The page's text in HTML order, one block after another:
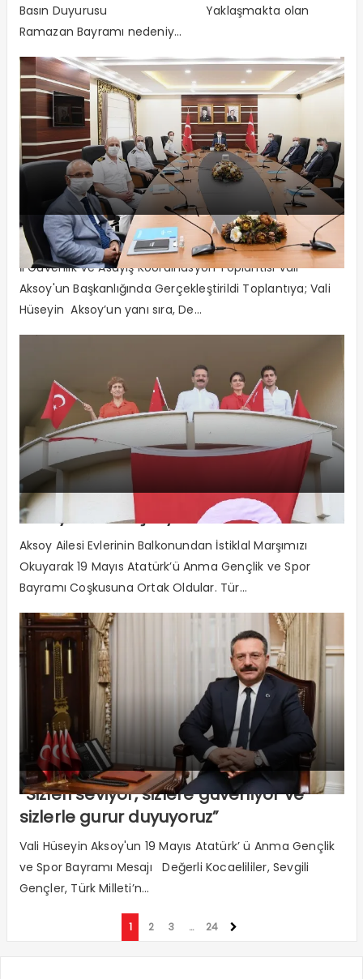
Basın Duyurusu Yaklaşmakta olan
Ramazan Bayramı nedeniy...
Güvenlik toplantısı yapıldı
İl Güvenlik Ve Asayiş Koordinasyon Toplantısı Vali
Aksoy'un Başkanlığında Gerçekleştirildi Toplantıya; Vali
Hüseyin Aksoy’un yanı sıra, De...
Aksoy Ailesi coşkuya ortak oldu
Aksoy Ailesi Evlerinin Balkonundan İstiklal Marşımızı
Okuyarak 19 Mayıs Atatürk’ü Anma Gençlik ve Spor
Bayramı Coşkusuna Ortak Oldular. Tür...
“Sizleri seviyor, sizlere güveniyor ve
sizlerle gurur duyuyoruz”
Vali Hüseyin Aksoy'un 19 Mayıs Atatürk’ ü Anma Gençlik
ve Spor Bayramı Mesajı Değerli Kocaelililer, Sevgili
Gençler, Türk Milleti’n...
1 2 3 … 24